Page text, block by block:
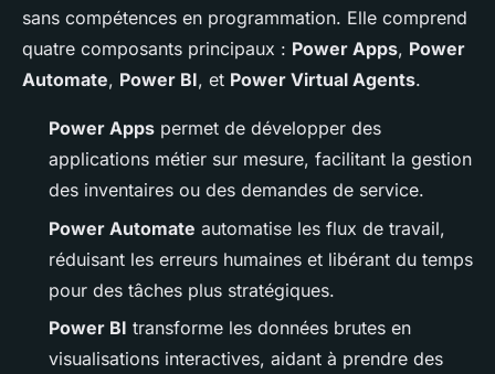
sans compétences en programmation. Elle comprend
quatre composants principaux : Power Apps, Power
Automate, Power BI, et Power Virtual Agents.
Power Apps permet de développer des
applications métier sur mesure, facilitant la gestion
des inventaires ou des demandes de service.
Power Automate automatise les flux de travail,
réduisant les erreurs humaines et libérant du temps
pour des tâches plus stratégiques.
Power BI transforme les données brutes en
visualisations interactives, aidant à prendre des